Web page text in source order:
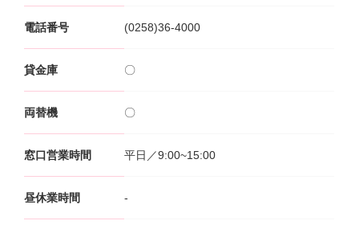
たいこうインターネット投信
サービスのご案内
たいこうNavi
サービスのご案内
※たいこうNaviはウェルスナビ株式会社が提供するサービスです。
電話番号 (0258)36-4000
貸金庫 〇
両替機 〇
窓口営業時間 平日／9:00~15:00
昼休業時間 -